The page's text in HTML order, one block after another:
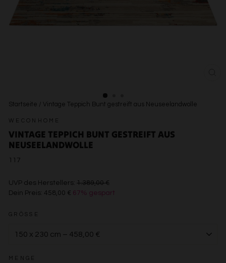
Startseite / Vintage Teppich Bunt gestreift aus Neuseelandwolle
WECONHOME
VINTAGE TEPPICH BUNT GESTREIFT AUS
NEUSEELANDWOLLE
117
UVP des Herstellers: 1.389,00 €€1.389,00
Dein Preis: 458,00 € 67% gespart
GRÖSSE
MENGE